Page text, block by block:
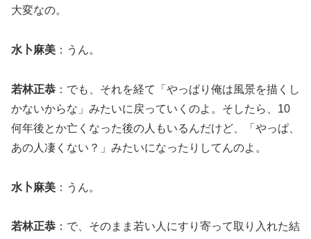
大変なの。
水卜麻美 ：うん。
若林正恭 ：でも、それを経て「やっぱり俺は風景を描くし
かないからな」みたいに戻っていくのよ。そしたら、10
何年後とか亡くなった後の人もいるんだけど、「やっぱ、
あの人凄くない？」みたいになったりしてんのよ。
水卜麻美 ：うん。
若林正恭 ：で、そのまま若い人にすり寄って取り入れた結